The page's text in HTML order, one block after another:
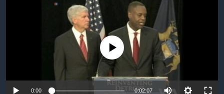
ອິດສະຫຼະພາບດ້ານການຂ່າວ
ວິທະຍາສາດ-ເທັກໂນໂລຈີ
No media source currently available
0:00 0:02:07